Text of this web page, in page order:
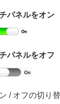
パネルをオン
パネルをオフ
/ オフの切り